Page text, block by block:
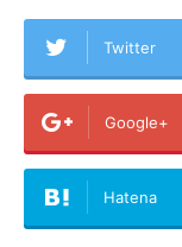
Twitter
Google+
Hatena